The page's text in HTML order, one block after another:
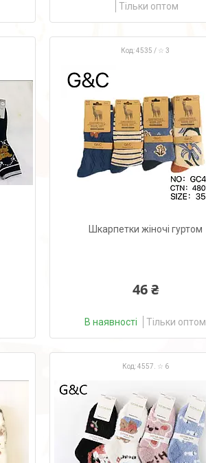
Тільки оптом
4535 / ☆ 3
Шкарпетки жіночі гуртом
46 ₴
В наявності Тільки оптом
4557. ☆ 6